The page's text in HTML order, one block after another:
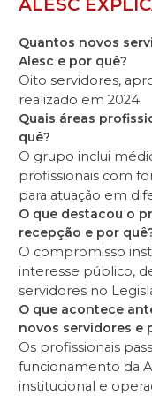
ALESC
Quantos novos
Alesc e por quê?
Oito servidores,
realizado em 2024.
Quais áreas
quê?
O grupo inclui
profissionais com
para atuação em
O que destacou o
recepção e por
O compromisso
interesse público,
servidores no
O que acontece
novos servidores e
Os profissionais
funcionamento da
institucional e